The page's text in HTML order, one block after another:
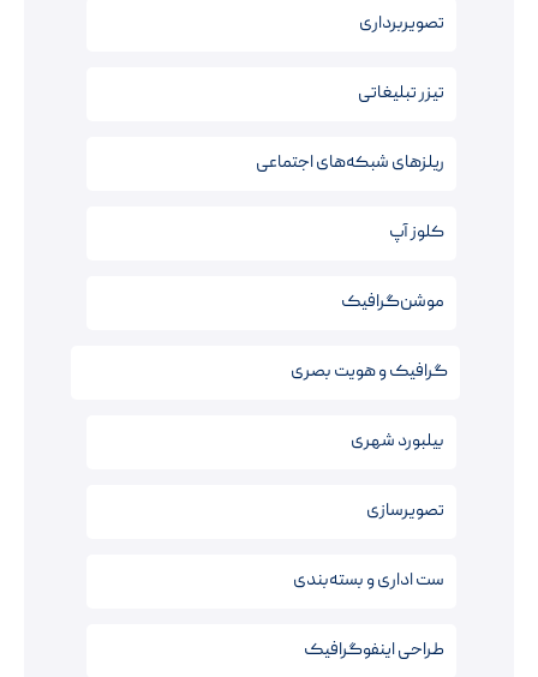
تصویربرداری
تیزر تبلیغاتی
ریلزهای شبکه‌های اجتماعی
کلوز آپ
موشن‌گرافیک
گرافیک و هویت بصری
بیلبورد شهری
تصویرسازی
ست اداری و بسته‌بندی
طراحی اینفوگرافیک